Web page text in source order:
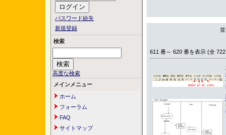
パスワード紛失
新規登録
検索
高度な検索
メインメニュー
ホーム
フォーラム
FAQ
サイトマップ
611 番～ 620 番を表示 (全